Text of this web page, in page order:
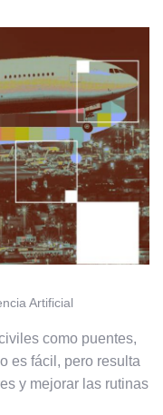
en las pistas de
Artificial
como puentes,
es fácil, pero resulta
y mejorar las rutinas